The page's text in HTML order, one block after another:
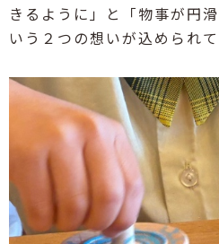
きるように」と「物事が円
いう２つの想いが込められて